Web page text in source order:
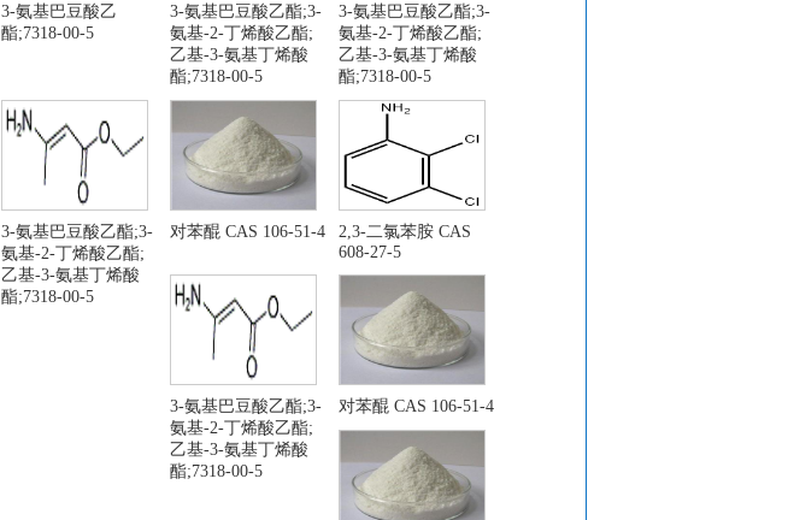
2-溴噻吩
3-氯苯胺
3-甲基-1H-吡唑并[3,4-D]嘧啶-4-胺
2-甲氧基萘
烯丙基胺
烯丙基氰 CAS 109-75-1
氟硼酸铵 CAS 13826-83-0
氟锆酸 CAS 12021-95-3
间苯二甲醚
3-氨基巴豆酸乙
酯;7318-00-5
3-氨基巴豆酸乙酯;3-
氨基-2-丁烯酸乙酯;
乙基-3-氨基丁烯酸
酯;7318-00-5
3-氨基巴豆酸乙酯;3-
氨基-2-丁烯酸乙酯;
乙基-3-氨基丁烯酸
酯;7318-00-5
3-氨基巴豆酸乙酯;3-
氨基-2-丁烯酸乙酯;
乙基-3-氨基丁烯酸
酯;7318-00-5
对苯醌 CAS 106-51-4
2,3-二氯苯胺 CAS
608-27-5
3-氨基巴豆酸乙酯;3-
氨基-2-丁烯酸乙酯;
乙基-3-氨基丁烯酸
酯;7318-00-5
对苯醌 CAS 106-51-4